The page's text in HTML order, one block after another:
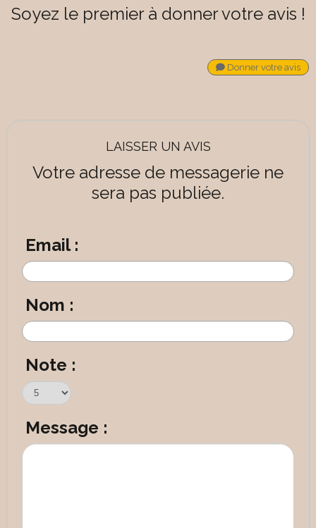
Soyez le premier à donner votre avis !
Donner votre avis
LAISSER UN AVIS
Votre adresse de messagerie ne
sera pas publiée.
Email :
Nom :
Note :
Message :